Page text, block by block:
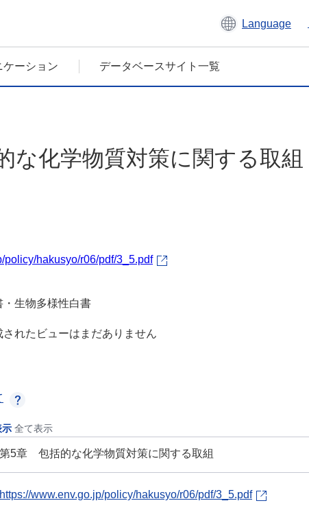
Language
ケーション データベースサイト一覧
化学物質対策に関する取組
policy/hakusyo/r06/pdf/3_5.pdf
生物多様性白書
れたビューはまだありません
示 全て表示
第5章 包括的な化学物質対策に関する取組
https://www.env.go.jp/policy/hakusyo/r06/pdf/3_5.pdf